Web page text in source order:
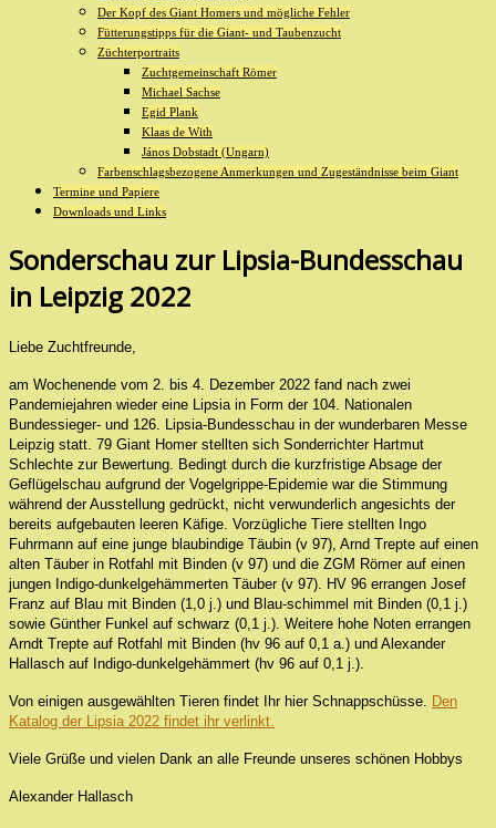
Der Kopf des Giant Homers und mögliche Fehler
Fütterungstipps für die Giant- und Taubenzucht
Züchterportraits
Zuchtgemeinschaft Römer
Michael Sachse
Egid Plank
Klaas de With
János Dobstadt (Ungarn)
Farbenschlagsbezogene Anmerkungen und Zugeständnisse beim Giant
Termine und Papiere
Downloads und Links
Sonderschau zur Lipsia-Bundesschau
in Leipzig 2022
Liebe Zuchtfreunde,
am Wochenende vom 2. bis 4. Dezember 2022 fand nach zwei
Pandemiejahren wieder eine Lipsia in Form der 104. Nationalen
Bundessieger- und 126. Lipsia-Bundesschau in der wunderbaren Messe
Leipzig statt. 79 Giant Homer stellten sich Sonderrichter Hartmut
Schlechte zur Bewertung. Bedingt durch die kurzfristige Absage der
Geflügelschau aufgrund der Vogelgrippe-Epidemie war die Stimmung
während der Ausstellung gedrückt, nicht verwunderlich angesichts der
bereits aufgebauten leeren Käfige. Vorzügliche Tiere stellten Ingo
Fuhrmann auf eine junge blaubindige Täubin (v 97), Arnd Trepte auf einen
alten Täuber in Rotfahl mit Binden (v 97) und die ZGM Römer auf einen
jungen Indigo-dunkelgehämmerten Täuber (v 97). HV 96 errangen Josef
Franz auf Blau mit Binden (1,0 j.) und Blau-schimmel mit Binden (0,1 j.)
sowie Günther Funkel auf schwarz (0,1 j.). Weitere hohe Noten errangen
Arndt Trepte auf Rotfahl mit Binden (hv 96 auf 0,1 a.) und Alexander
Hallasch auf Indigo-dunkelgehämmert (hv 96 auf 0,1 j.).
Von einigen ausgewählten Tieren findet Ihr hier Schnappschüsse. Den
Katalog der Lipsia 2022 findet ihr verlinkt.
Viele Grüße und vielen Dank an alle Freunde unseres schönen Hobbys
Alexander Hallasch